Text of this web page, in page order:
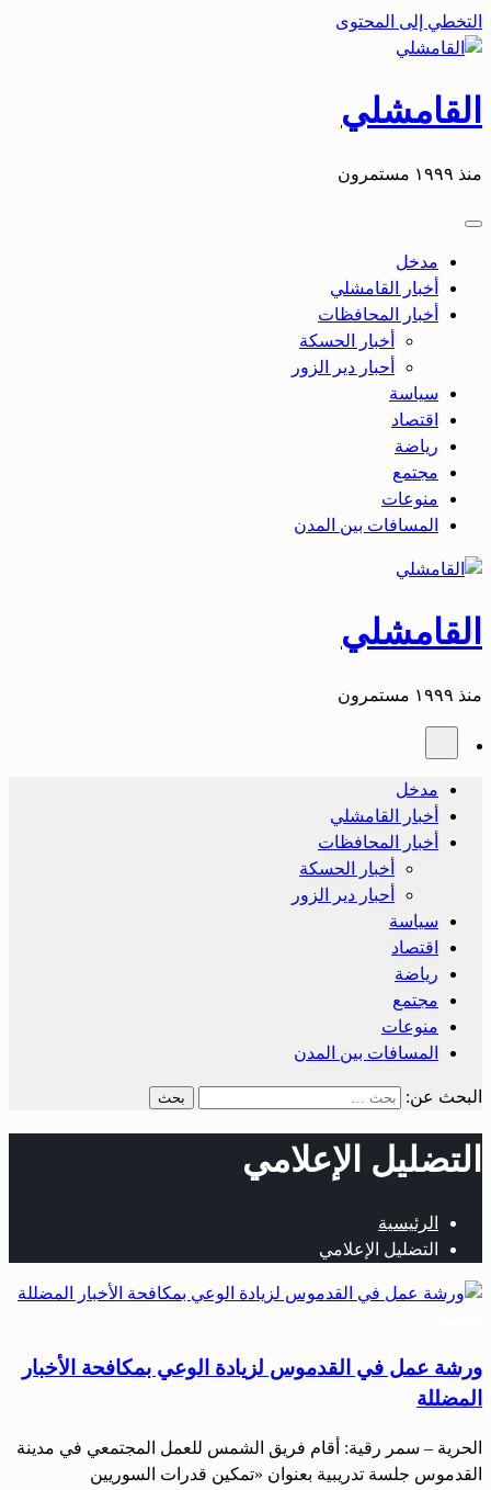
التخطي إلى المحتوى
القامشلي
منذ ١٩٩٩ مستمرون
مدخل
أخبار القامشلي
أخبار المحافظات
أخبار الحسكة
أحبار دير الزور
سياسة
اقتصاد
رياضة
مجتمع
منوعات
المسافات بين المدن
القامشلي
منذ ١٩٩٩ مستمرون
مدخل
أخبار القامشلي
أخبار المحافظات
أخبار الحسكة
أحبار دير الزور
سياسة
اقتصاد
رياضة
مجتمع
منوعات
المسافات بين المدن
البحث عن:
التضليل الإعلامي
الرئيسية
التضليل الإعلامي
ورشة عمل في القدموس لزيادة الوعي بمكافحة الأخبار
المضللة
الحرية – سمر رقية: أقام فريق الشمس للعمل المجتمعي في مدينة
القدموس جلسة تدريبية بعنوان «تمكين قدرات السوريين